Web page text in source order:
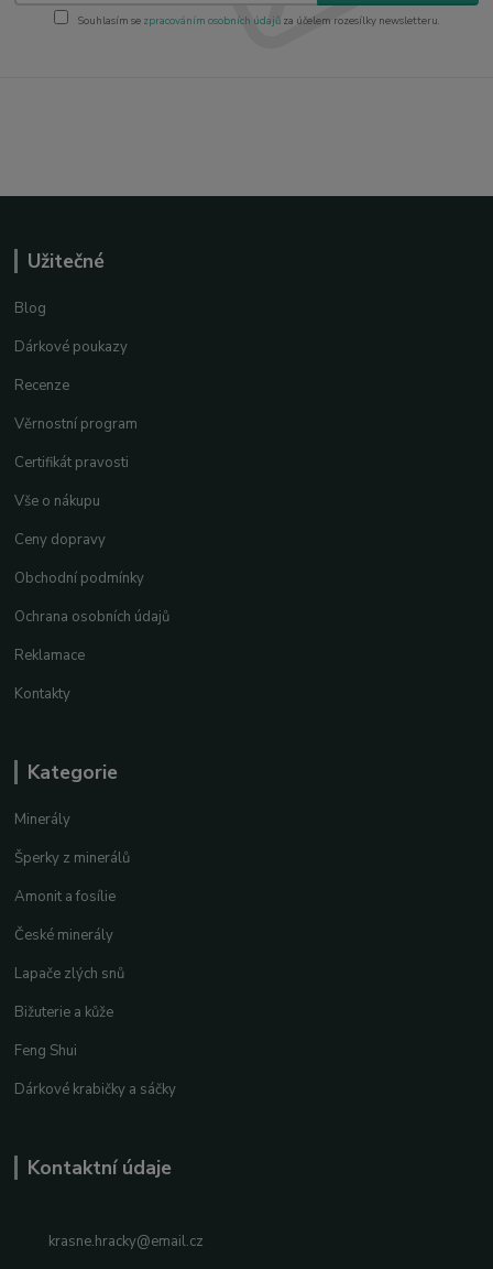
Souhlasím se zpracováním osobních údajůza účelem rozesílky newsletteru.
Užitečné
Blog
Dárkové poukazy
Recenze
Věrnostní program
Certifikát pravosti
Vše o nákupu
Ceny dopravy
Obchodní podmínky
Ochrana osobních údajů
Reklamace
Kontakty
Kategorie
Minerály
Šperky z minerálů
Amonit a fosílie
České minerály
Lapače zlých snů
Bižuterie a kůže
Feng Shui
Dárkové krabičky a sáčky
Kontaktní údaje
krasne.hracky@email.cz